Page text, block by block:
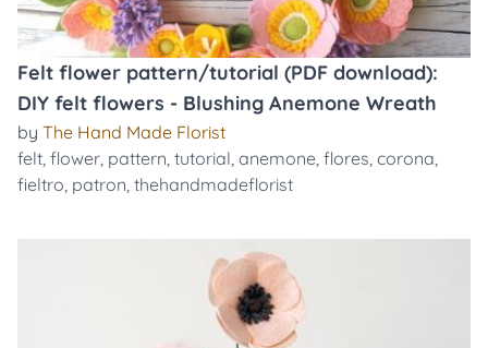
Felt flower pattern/tutorial (PDF download):
DIY felt flowers - Blushing Anemone Wreath
by The Hand Made Florist
felt, flower, pattern, tutorial, anemone, flores, corona,
fieltro, patron, thehandmadeflorist